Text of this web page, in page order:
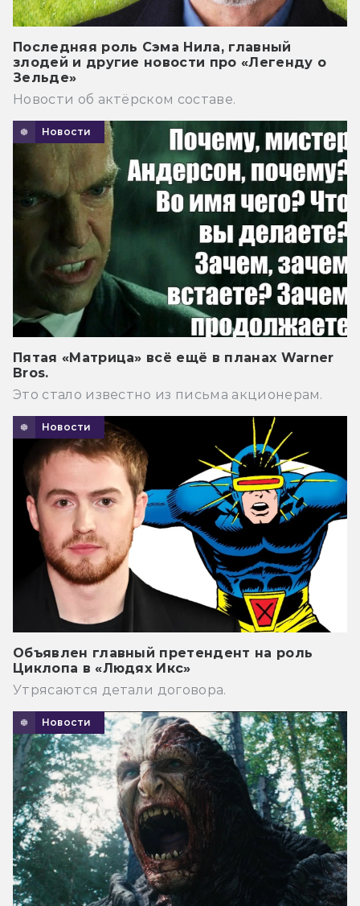
Последняя роль Сэма Нила, главный
злодей и другие новости про «Легенду о
Зельде»
Новости об актёрском составе.
Новости
Пятая «Матрица» всё ещё в планах Warner
Bros.
Это стало известно из письма акционерам.
Новости
Объявлен главный претендент на роль
Циклопа в «Людях Икс»
Утрясаются детали договора.
Новости